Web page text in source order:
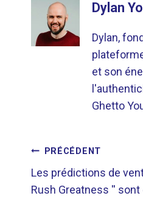
Dylan
Dylan,
et son
Ghetto
DE
PRÉCÉDENT
Les prédictions de
Rush Greatness '' sont